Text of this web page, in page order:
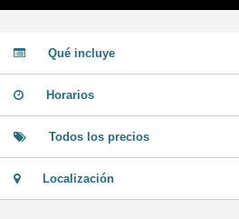
Qué incluye
Horarios
Todos los precios
Localización